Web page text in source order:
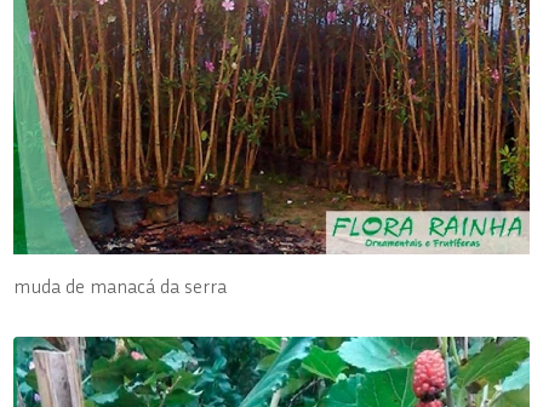
muda de manacá da serra